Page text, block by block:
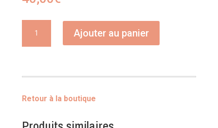
Ajouter au panier
Retour à la boutique